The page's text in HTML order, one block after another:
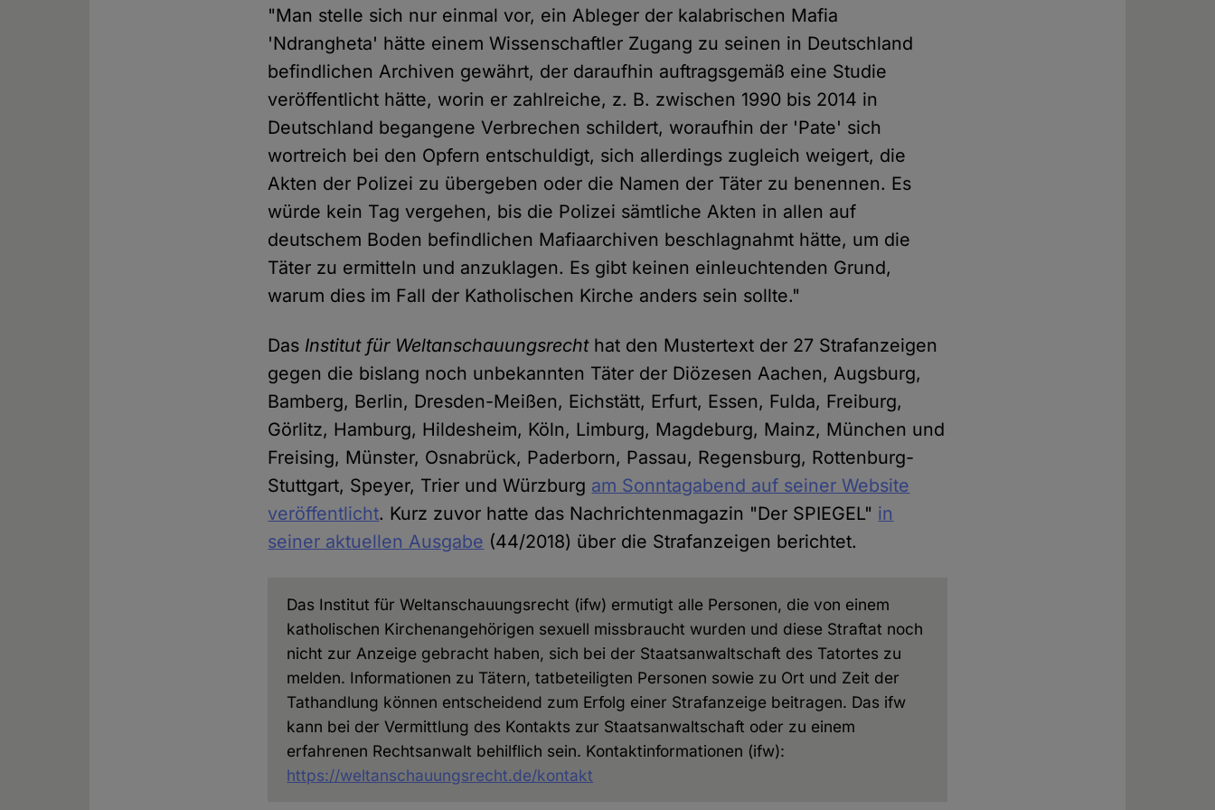
"Man stelle sich nur einmal vor, ein Ableger der kalabrischen Mafia
'Ndrangheta' hätte einem Wissenschaftler Zugang zu seinen in Deutschland
befindlichen Archiven gewährt, der daraufhin auftragsgemäß eine Studie
veröffentlicht hätte, worin er zahlreiche, z. B. zwischen 1990 bis 2014 in
Deutschland begangene Verbrechen schildert, woraufhin der 'Pate' sich
wortreich bei den Opfern entschuldigt, sich allerdings zugleich weigert, die
Akten der Polizei zu übergeben oder die Namen der Täter zu benennen. Es
würde kein Tag vergehen, bis die Polizei sämtliche Akten in allen auf
deutschem Boden befindlichen Mafiaarchiven beschlagnahmt hätte, um die
Täter zu ermitteln und anzuklagen. Es gibt keinen einleuchtenden Grund,
warum dies im Fall der Katholischen Kirche anders sein sollte."
Das Institut für Weltanschauungsrechthat den Mustertext der 27 Strafanzeigen
gegen die bislang noch unbekannten Täter der Diözesen Aachen, Augsburg,
Bamberg, Berlin, Dresden-Meißen, Eichstätt, Erfurt, Essen, Fulda, Freiburg,
Görlitz, Hamburg, Hildesheim, Köln, Limburg, Magdeburg, Mainz, München und
Freising, Münster, Osnabrück, Paderborn, Passau, Regensburg, Rottenburg-
Stuttgart, Speyer, Trier und Würzburg am Sonntagabend auf seiner Website
veröffentlicht. Kurz zuvor hatte das Nachrichtenmagazin "Der SPIEGEL" in
seiner aktuellen Ausgabe (44/2018) über die Strafanzeigen berichtet.
Das Institut für Weltanschauungsrecht (ifw) ermutigt alle Personen, die von einem
katholischen Kirchenangehörigen sexuell missbraucht wurden und diese Straftat noch
nicht zur Anzeige gebracht haben, sich bei der Staatsanwaltschaft des Tatortes zu
melden. Informationen zu Tätern, tatbeteiligten Personen sowie zu Ort und Zeit der
Tathandlung können entscheidend zum Erfolg einer Strafanzeige beitragen. Das ifw
kann bei der Vermittlung des Kontakts zur Staatsanwaltschaft oder zu einem
erfahrenen Rechtsanwalt behilflich sein. Kontaktinformationen (ifw):
https://weltanschauungsrecht.de/kontakt